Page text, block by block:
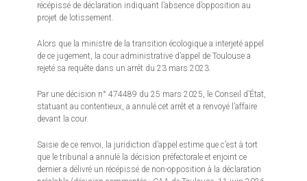
récépissé de déclaration indiquant l’absence d’opposition au
projet de lotissement.
Alors que la ministre de la transition écologique a interjeté appel
de ce jugement, la cour administrative d’appel de Toulouse a
rejeté sa requête dans un arrêt du 23 mars 2023.
Par une décision n° 474489 du 25 mars 2025, le Conseil d’État,
statuant au contentieux, a annulé cet arrêt et a renvoyé l’affaire
devant la cour.
Saisie de ce renvoi, la juridiction d’appel estime que c’est à tort
que le tribunal a annulé la décision préfectorale et enjoint ce
dernier a délivré un récépissé de non-opposition à la déclaration